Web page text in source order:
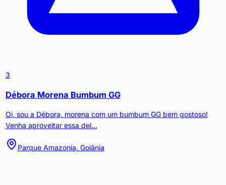
3
Débora Morena Bumbum GG
Oi, sou a Débora, morena com um bumbum GG bem gostoso!
Venha aproveitar essa del...
Parque Amazonia, Goiânia